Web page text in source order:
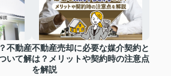
不動産
いて解
不動産売却に必要な媒介契約と
は？メリットや契約時の注意点
を解説